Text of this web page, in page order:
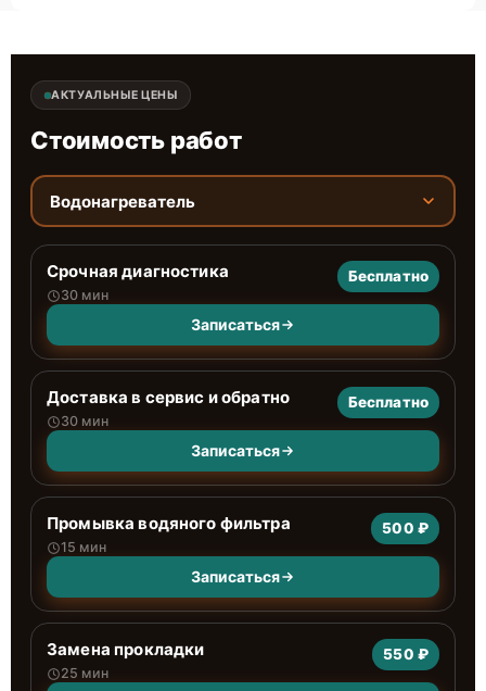
АКТУАЛЬНЫЕ ЦЕНЫ
Стоимость работ
Водонагреватель
Срочная диагностика
30 мин
Бесплатно
Записаться
Доставка в сервис и обратно
30 мин
Бесплатно
Записаться
Промывка водяного фильтра
15 мин
500 ₽
Записаться
Замена прокладки
25 мин
550 ₽